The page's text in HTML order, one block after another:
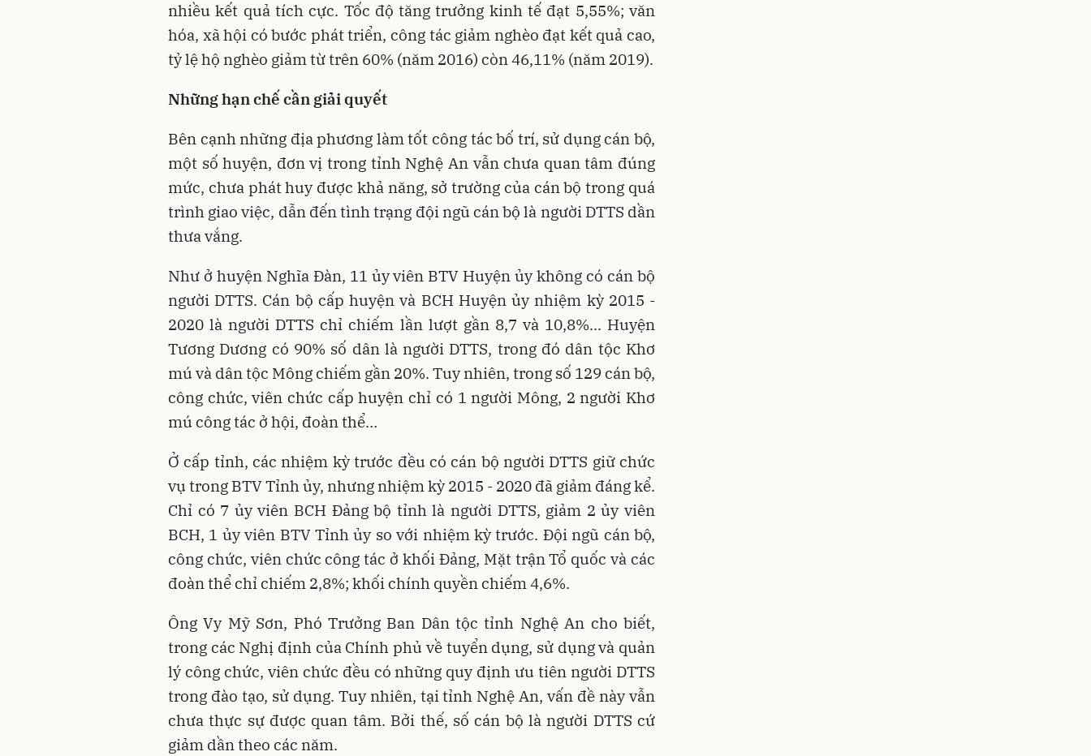
nhiều kết quả tích cực. Tốc độ tăng trưởng kinh tế đạt 5,55%; văn
hóa, xã hội có bước phát triển, công tác giảm nghèo đạt kết quả cao,
tỷ lệ hộ nghèo giảm từ trên 60% (năm 2016) còn 46,11% (năm 2019).
Những hạn chế cần giải quyết
Bên cạnh những địa phương làm tốt công tác bố trí, sử dụng cán bộ,
một số huyện, đơn vị trong tỉnh Nghệ An vẫn chưa quan tâm đúng
mức, chưa phát huy được khả năng, sở trường của cán bộ trong quá
trình giao việc, dẫn đến tình trạng đội ngũ cán bộ là người DTTS dần
thưa vắng.
Như ở huyện Nghĩa Ðàn, 11 ủy viên BTV Huyện ủy không có cán bộ
người DTTS. Cán bộ cấp huyện và BCH Huyện ủy nhiệm kỳ 2015 -
2020 là người DTTS chỉ chiếm lần lượt gần 8,7 và 10,8%... Huyện
Tương Dương có 90% số dân là người DTTS, trong đó dân tộc Khơ
mú và dân tộc Mông chiếm gần 20%. Tuy nhiên, trong số 129 cán bộ,
công chức, viên chức cấp huyện chỉ có 1 người Mông, 2 người Khơ
mú công tác ở hội, đoàn thể…
Ở cấp tỉnh, các nhiệm kỳ trước đều có cán bộ người DTTS giữ chức
vụ trong BTV Tỉnh ủy, nhưng nhiệm kỳ 2015 - 2020 đã giảm đáng kể.
Chỉ có 7 ủy viên BCH Đảng bộ tỉnh là người DTTS, giảm 2 ủy viên
BCH, 1 ủy viên BTV Tỉnh ủy so với nhiệm kỳ trước. Đội ngũ cán bộ,
công chức, viên chức công tác ở khối Ðảng, Mặt trận Tổ quốc và các
đoàn thể chỉ chiếm 2,8%; khối chính quyền chiếm 4,6%.
Ông Vy Mỹ Sơn, Phó Trưởng Ban Dân tộc tỉnh Nghệ An cho biết,
trong các Nghị định của Chính phủ về tuyển dụng, sử dụng và quản
lý công chức, viên chức đều có những quy định ưu tiên người DTTS
trong đào tạo, sử dụng. Tuy nhiên, tại tỉnh Nghệ An, vấn đề này vẫn
chưa thực sự được quan tâm. Bởi thế, số cán bộ là người DTTS cứ
giảm dần theo các năm.